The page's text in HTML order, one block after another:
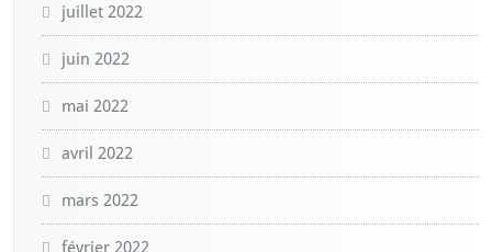
juillet 2022
juin 2022
mai 2022
avril 2022
mars 2022
février 2022